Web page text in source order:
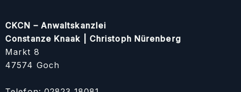
CKCN – Anwaltskanzlei
Constanze Knaak | Christoph Nürenberg
Markt 8
47574 Goch